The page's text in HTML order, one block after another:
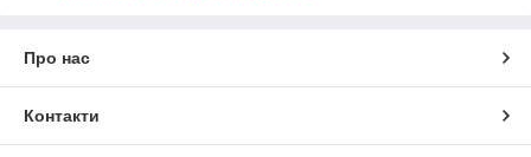
Про нас
Контакти